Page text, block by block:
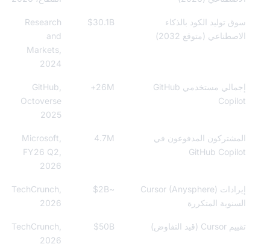
توليد الكود بالذكاء
(متوقع 2032)
Research
إجمالي مستخدمي GitHub
GitHub,
Octoverse
المدفوعون في
GitHub
Microsoft,
FY26 Q2,
إيرادات Cursor (Anysphere)
المتكررة
~$2B
TechCrunch,
TechCrunch,